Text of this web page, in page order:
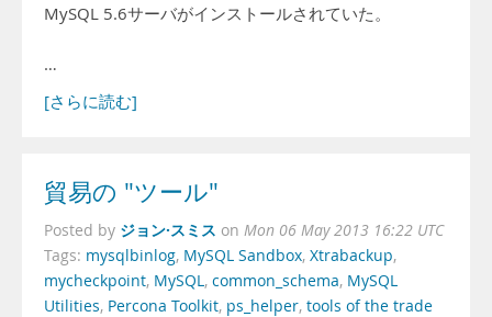
MySQL 5.6サーバがインストールされていた。
…
[さらに読む]
貿易の "ツール"
Posted by ジョン·スミス on Mon 06 May 2013 16:22 UTC
Tags: mysqlbinlog, MySQL Sandbox, Xtrabackup,
mycheckpoint, MySQL, common_schema, MySQL
Utilities, Percona Toolkit, ps_helper, tools of the trade